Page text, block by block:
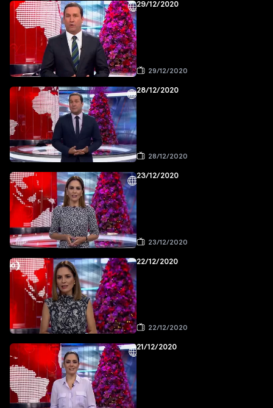
29/12/2020
29/12/2020
28/12/2020
28/12/2020
23/12/2020
23/12/2020
22/12/2020
22/12/2020
21/12/2020